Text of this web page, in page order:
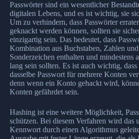
Passwörter sind ein wesentlicher
digitalen Lebens, und es ist wichtig, sie
Um zu verhindern, dass Passwörter
geknackt werden können, sollten sie
einzigartig sein. Das bedeutet, dass
Kombination aus Buchstaben, Zahlen und
Sonderzeichen enthalten und mindestens
lang sein sollten. Es ist auch wichtig,
dasselbe Passwort für mehrere Konten
denn wenn ein Konto gehackt wird,
Konten gefährdet sein.
Hashing ist eine weitere Möglichkeit,
schützen. Bei diesem Verfahren wird das
Kennwort durch einen Algorithmus